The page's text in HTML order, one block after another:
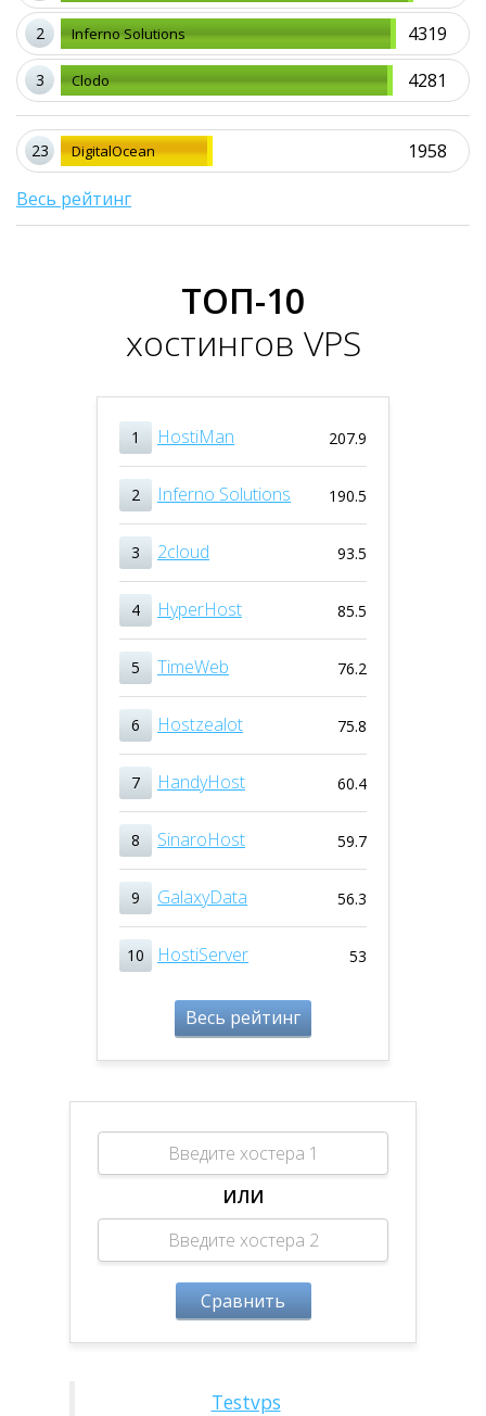
2 4319
Inferno Solutions
3 4281
Clodo
23 1958
DigitalOcean
Весь рейтинг
ТОП-10
хостингов VPS
207.9
1 HostiMan
190.5
2 Inferno Solutions
93.5
3 2cloud
85.5
4 HyperHost
76.2
5 TimeWeb
75.8
6 Hostzealot
60.4
7 HandyHost
59.7
8 SinaroHost
56.3
9 GalaxyData
53
10 HostiServer
Весь рейтинг
ИЛИ
Сравнить
Testvps